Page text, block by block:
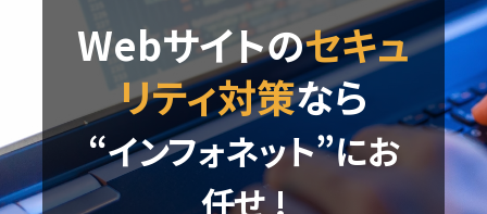
Webサイトのセキュ
リティ対策なら
“インフォネット”にお
任せ !